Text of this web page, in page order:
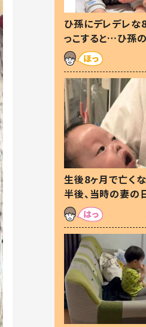
ひ孫にデレデレな
っこすると…ひ孫
した」「可愛くて仕
生後8ヶ月で亡く
半後、当時の妻の
た本音とは